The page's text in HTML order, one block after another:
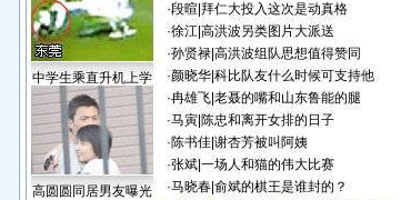
中学生乘直升机上学
高圆圆同居男友曝光
·段暄 拜仁大投入这次是动真格
·徐江| 高洪波另类图片大派送
·孙贤禄| 高洪波组队思想值得赞同
·颜晓华| 科比队友什么时候可支持他
·冉雄飞| 老聂的嘴和山东鲁能的腿
·马寅| 陈忠和离开女排的日子
·陈书佳| 谢杏芳被叫阿姨
·张斌| 一场人和猫的伟大比赛
·马晓春| 俞斌的棋王是谁封的？